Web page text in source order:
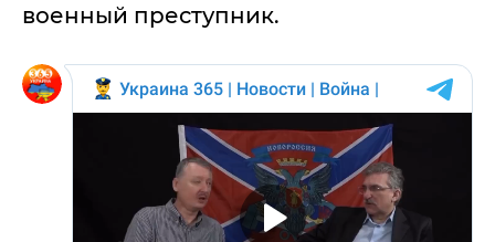
военный преступник.